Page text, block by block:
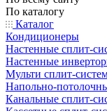
По каталогу
Каталог
Кондиционеры
Настенные сплит-
Настенные
Мульти сплит-
Напольно-
Канальные сплит-